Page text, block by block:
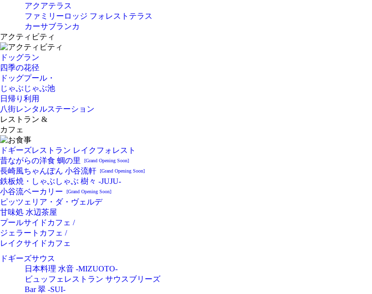
アクアテラス
ファミリーロッジ フォレストテラス
カーサブランカ
アクティビティ
ドッグラン
四季の花径
ドッグプール・
じゃぶじゃぶ池
日帰り利用
八街レンタルステーション
レストラン &
カフェ
ドギーズレストラン レイクフォレスト
昔ながらの洋食 蜩の里
[Grand Opening Soon]
長崎風ちゃんぽん 小谷流軒 [Grand Opening Soon]
鉄板焼・しゃぶしゃぶ 樹々 -JUJU-
小谷流ベーカリー
[Grand Opening Soon]
ピッツェリア・ダ・ヴェルデ
甘味処 水辺茶屋
プールサイドカフェ /
ジェラートカフェ /
レイクサイドカフェ
ドギーズサウス
日本料理 水音 -MIZUOTO-
ビュッフェレストラン サウスブリーズ
Bar 翠 -SUI-